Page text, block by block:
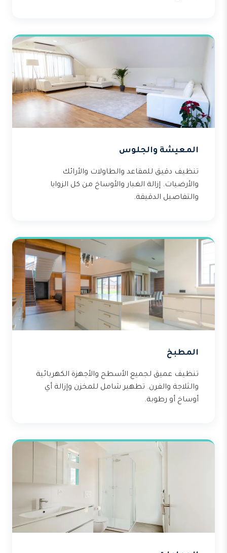
المعيشة والجلوس
تنظيف دقيق للمقاعد والطاولات والأرائك
والأرضيات. إزالة الغبار والأوساخ من كل الزوايا
والتفاصيل الدقيقة.
المطبخ
تنظيف عميق لجميع الأسطح والأجهزة الكهربائية
والثلاجة والفرن. تطهير شامل للمخزن وإزالة أي
أوساخ أو رطوبة.